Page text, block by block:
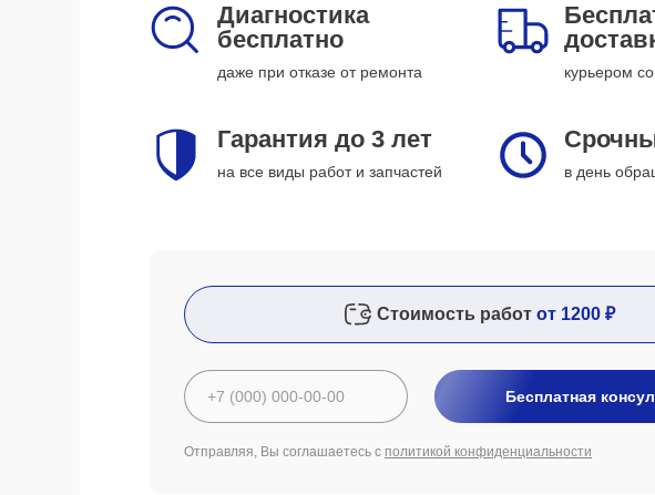
Диагностика
бесплатно
даже при отказе от ремонта курьером
Гарантия до 3 лет
на все виды работ и запчастей в день
Стоимость работ от 1200 ₽
Бесплатная
Отправляя, Вы соглашаетесь с политикой конфиденциальности